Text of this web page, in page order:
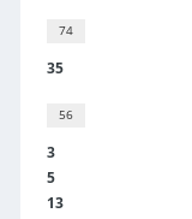
74
35
56
3
5
13